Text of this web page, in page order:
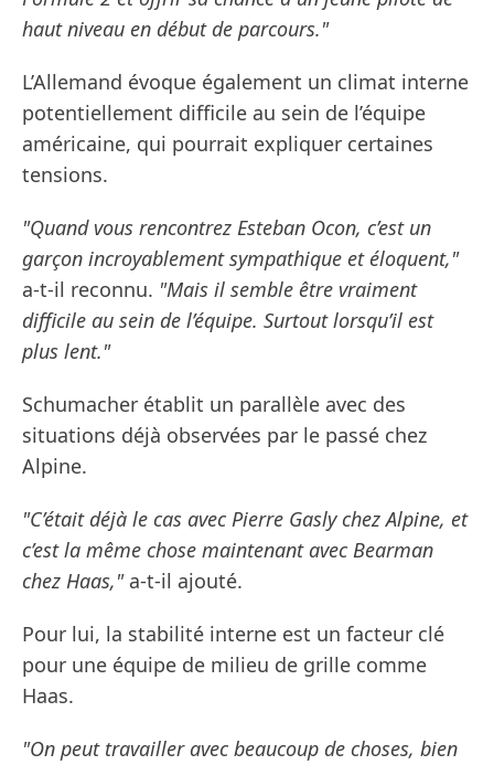
haut niveau en début de parcours."
L’Allemand évoque également un climat interne
potentiellement difficile au sein de l’équipe
américaine, qui pourrait expliquer certaines
tensions.
"Quand vous rencontrez Esteban Ocon, c’est un
garçon incroyablement sympathique et éloquent,"
a-t-il reconnu. "Mais il semble être vraiment
difficile au sein de l’équipe. Surtout lorsqu’il est
plus lent."
Schumacher établit un parallèle avec des
situations déjà observées par le passé chez
Alpine.
"C’était déjà le cas avec Pierre Gasly chez Alpine, et
c’est la même chose maintenant avec Bearman
chez Haas,"a-t-il ajouté.
Pour lui, la stabilité interne est un facteur clé
pour une équipe de milieu de grille comme
Haas.
"On peut travailler avec beaucoup de choses, bien